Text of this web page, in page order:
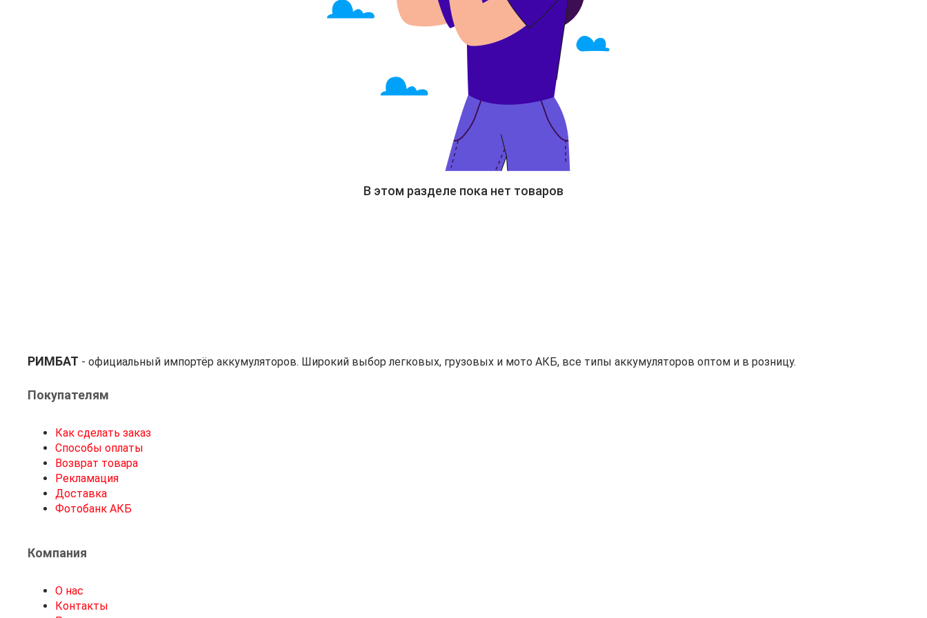
В этом разделе пока нет товаров
РИМБАТ - официальный импортёр аккумуляторов. Широкий выбор легковых, грузовых и мото АКБ, все типы аккумуляторов оптом и в розницу.
Покупателям
Как сделать заказ
Способы оплаты
Возврат товара
Рекламация
Доставка
Фотобанк АКБ
Компания
О нас
Контакты